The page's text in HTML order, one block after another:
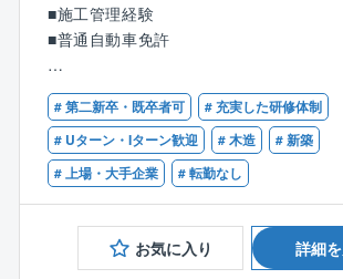
■福利厚生：
住宅手当、子ども同伴勤務制度、半日/時
暇制度など福利厚生の充実度向上を図り
康で安心して働ける環境の整備への取り
層積極的、継続的に推進してまいります。
■同社について：
「日本の家は高すぎる」。今から20数年
そ、タマホームの原点です。
注文住宅事業を中核として、戸建分譲事
【業務内容】
●建築現場確認
●建築材料、色決め、電気配線等打ち合わ
●工事スケジュール、予算、品質管理
●協力業者、職人方々と打ち合わせ等
【同社の特徴】
売上高1兆円を目指す低価格×良品質ハ
リーディングカンパニー
「日本の家は高すぎる」。今から20数年
■施工管理経験
■普通自動車免許
【歓迎条件】
■一級、二級建築士又は1級建築施工管理
お持ちの方
# 第二新卒・既卒者可
# 充実した研修体制
# Uターン・Iターン歓迎
# 木造
# 新築
# 上場・大手企業
# 転勤なし
お気に入り 詳細